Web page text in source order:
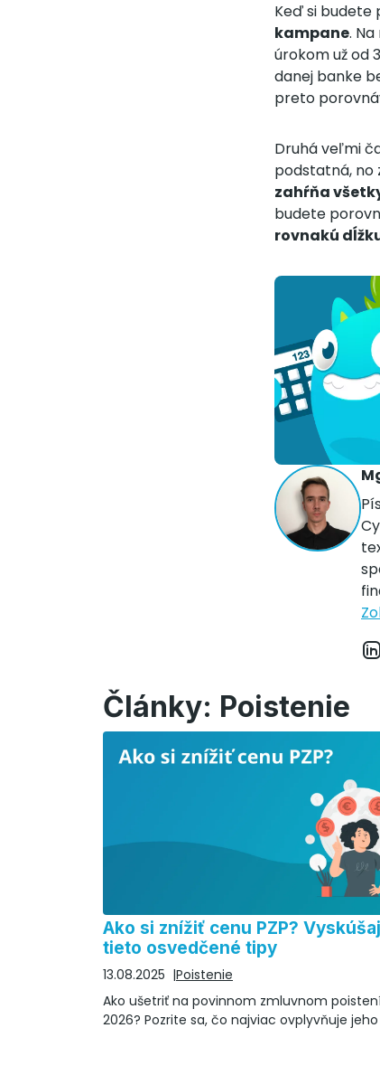
Keď si budete
kampane.
úrokom už od
danej banke
preto
Druhá veľmi
podstatná, no
zahŕňa
budete
rovnakú
Články: Poistenie
Ako si znížiť cenu PZP?
tieto osvedčené tipy
13.08.2025
Poistenie
Ako ušetriť na povinnom zmluvnom
2026? Pozrite sa, čo najviac ovplyvňuje